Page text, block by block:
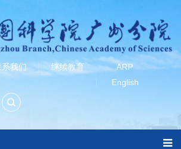
系我们 继续教育
ARP
English